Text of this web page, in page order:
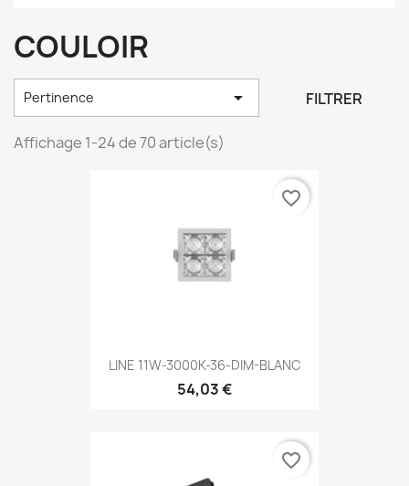
COULOIR
Pertinence  FILTRER
Affichage 1-24 de 70 article(s)
LINE 11W-3000K-36-DIM-BLANC
54,03 €
favorite_border
favorite_border